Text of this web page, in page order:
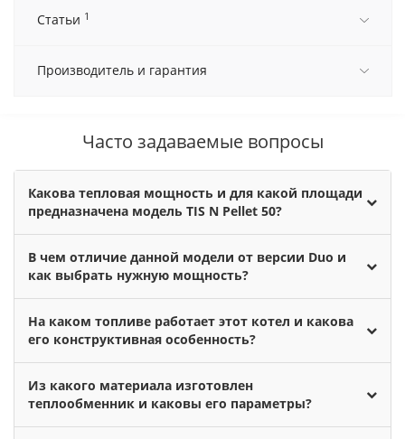
Статьи 1
Производитель и гарантия
Часто задаваемые вопросы
Какова тепловая мощность и для какой площади
предназначена модель TIS N Pellet 50?
В чем отличие данной модели от версии Duo и
как выбрать нужную мощность?
На каком топливе работает этот котел и какова
его конструктивная особенность?
Из какого материала изготовлен
теплообменник и каковы его параметры?